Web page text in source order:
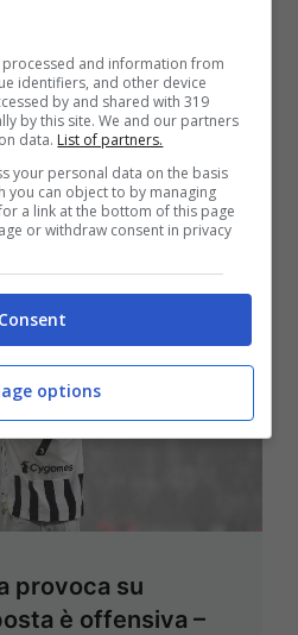
si ritira: l’addio in
Aires – VIDEO
9 Febbraio 2022 - 15:36
provoca su
è offensiva –
and information from
identifiers, and other device
by and shared with 319
by this site. We and our partners
data. List of partners.
your personal data on the basis
you can object to by managing
a link at the bottom of this page
or withdraw consent in privacy
Consent
options